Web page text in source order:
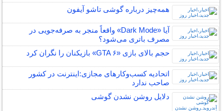
همه‌چیز درباره گوشی تاشو آیفون
آیا «Dark Mode» واقعاً منجر به صرفه‌جویی در
مصرف باتری می‌شود؟
حجم بالای بازی «GTA ۶» بازیکنان را نگران کرد
اتحادیه کسب‌وکارهای مجازی:اینترنت در کشور
صاحب ندارد
دلایل روشن نشدن گوشی